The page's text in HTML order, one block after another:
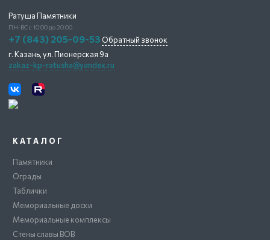
КАТАЛОГ
Памятники
Ограды
Таблички
Мемориальные доски
Мемориальные комплексы
Стены славы ВОВ
Ратуша Памятники
ПН-ВС с 10:00 до 20:00
+7 (843) 205-09-53 Обратный звонок
г. Казань,ул. Пионерская 9а
zakaz-kp-ratusha@yandex.ru